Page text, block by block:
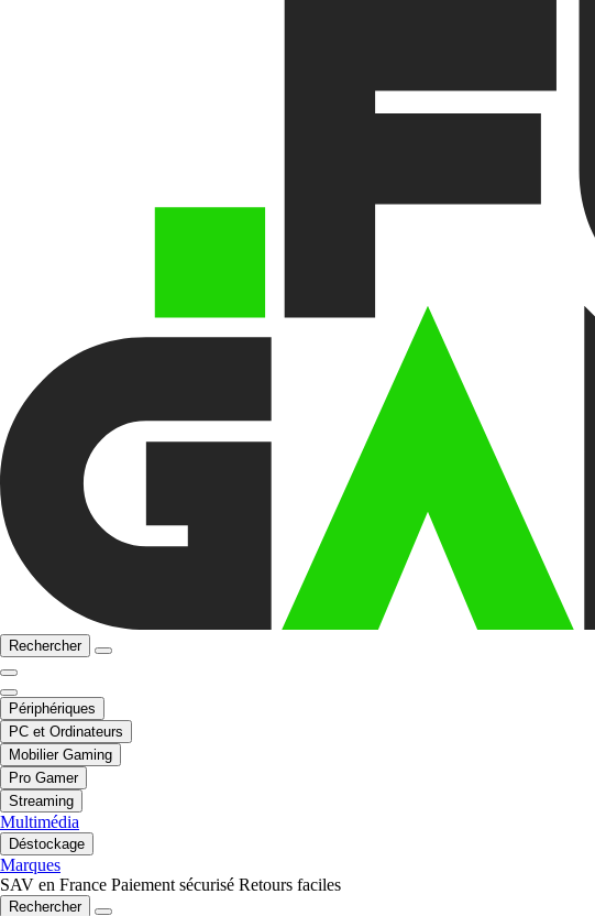
Rechercher
Périphériques
PC et Ordinateurs
Mobilier Gaming
Pro Gamer
Streaming
Multimédia
Déstockage
Marques
SAV en France Paiement sécurisé Retours faciles
Rechercher